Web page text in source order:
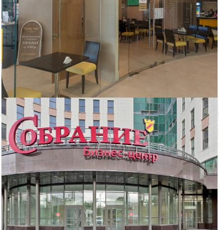
на первом этаже.
Характеристики:
Центр открыт: круглосуточно
Срок договора: 11 месяцев, предоплата первого и последнего
месяца
Стоянка: На прилегающих улицах
Расположение: 8 этаж
Интернет: Обит, МТС
Оплата: Работаем с НДС
Пропускной режим: Для арендаторов по документу, для
клиентов по документу
Включено в ставку: коммунальные услуги
Помещение: светлое помещение, с интернетом
Для организации просмотра помещений, а также для получения
консультации по условиям аренды, позвоните нам. Для вас наши
услуги абсолютно БЕСПЛАТНЫ, их оплачивают бизнес-центры.
Договор аренды вы заключаете напрямую с собственником. Без
скрытых комиссий и платежей.
Обратите внимание, на фото показан пример возможной
отделки офиса.
Пожаловаться на объявление
Продано
Несуществующий объект
Неверная цена